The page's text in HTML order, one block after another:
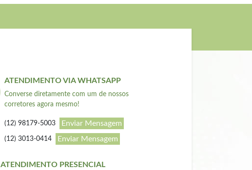
ATENDIMENTO VIA WHATSAPP
Converse diretamente com um de nossos
corretores agora mesmo!
(12) 98179-5003 Enviar Mensagem
(12) 3013-0414 Enviar Mensagem
ATENDIMENTO PRESENCIAL